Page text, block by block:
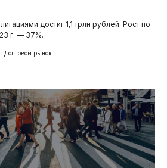
достиг 1,1 трлн рублей. Рост по
г. — 37%.
Долговой рынок